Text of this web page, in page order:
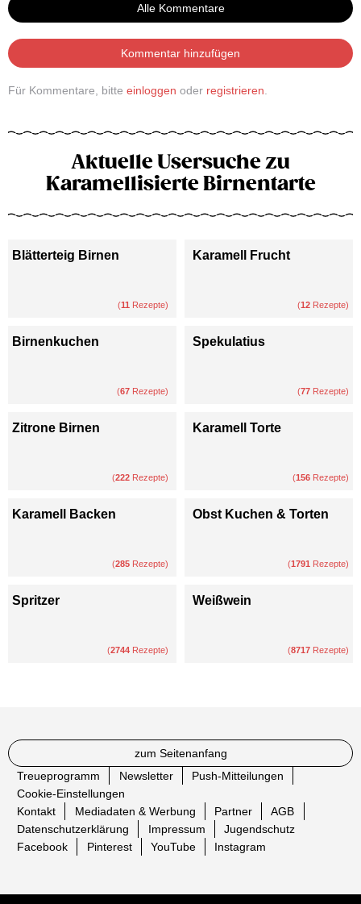
Alle Kommentare
Kommentar hinzufügen
Für Kommentare, bitte einloggen oder registrieren
Aktuelle Usersuche zu
Karamellisierte Birnentarte
Blätterteig Birnen
(11 Rezepte)
Karamell Frucht
(12 Rezepte)
Birnenkuchen
(67 Rezepte)
Spekulatius
(77 Rezepte)
Zitrone Birnen
(222 Rezepte)
Karamell Torte
(156 Rezepte)
Karamell Backen
(285 Rezepte)
Obst Kuchen & Torten
(1791 Rezepte)
Spritzer
(2744 Rezepte)
Weißwein
(8717 Rezepte)
zum Seitenanfang
Treueprogramm
Newsletter
Push-Mitteilungen
Cookie-Einstellungen
Kontakt
Mediadaten & Werbung Partner
AGB
Datenschutzerklärung
Impressum
Jugendschutz
Facebook
Pinterest YouTube Instagram